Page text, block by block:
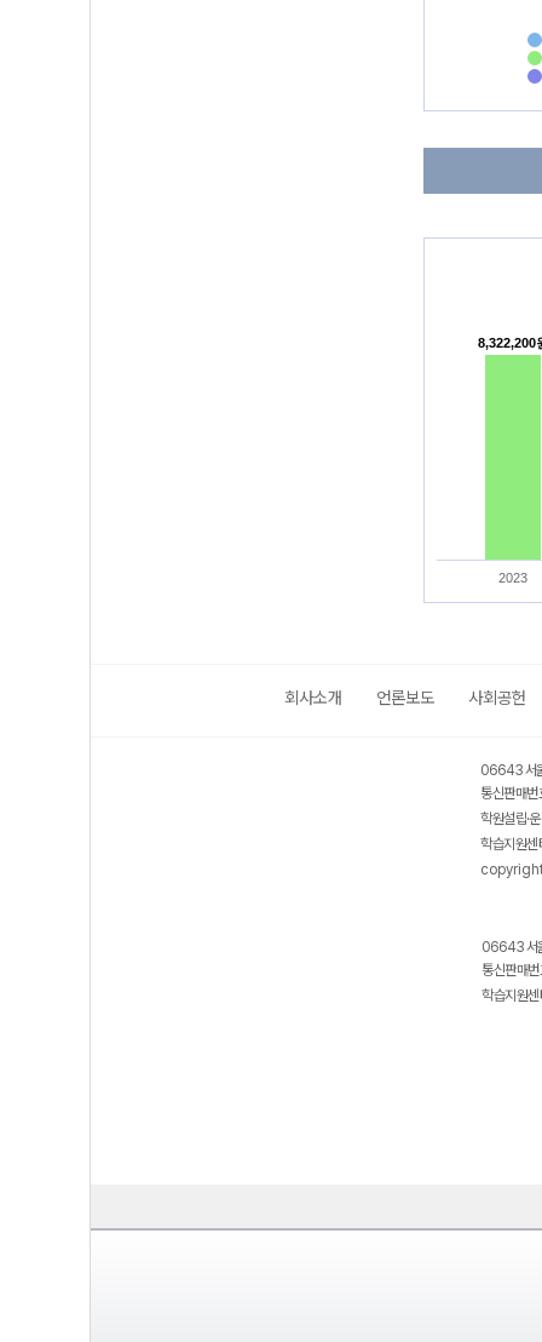
8,322,200
8,322,200
2023
회사소개 언론보도 사회공헌
06643 서
통신판매
학원설립·
학습지원
06643 서
통신판매
학습지원